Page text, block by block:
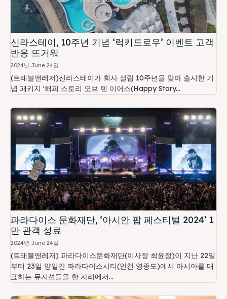
신라스테이, 10주년 기념 ‘럭키드로우’ 이벤트 고객
반응 뜨거워
2024년 June 24일
(트래블앤레저)신라스테이가 회사 설립 10주년을 맞아 출시한 기
념 패키지 '해피 스토리 오브 텐 이어스(Happy Story...
파라다이스 문화재단, ‘아시안 팝 페스티벌 2024’ 1
만 관객 성료
2024년 June 24일
(트래블앤레저) 파라다이스문화재단(이사장 최윤정)이 지난 22일
부터 23일 양일간 파라다이스시티(인천 영종도)에서 아시아를 대
표하는 뮤지션들을 한 자리에서...